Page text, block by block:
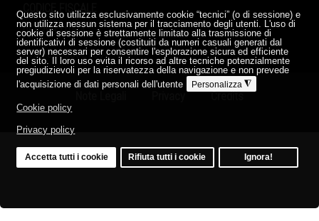
Questo sito utilizza esclusivamente cookie “tecnici” (o di sessione) e
non utilizza nessun sistema per il tracciamento degli utenti. L'uso di
cookie di sessione è strettamente limitato alla trasmissione di
identificativi di sessione (costituiti da numeri casuali generati dal
server) necessari per consentire l'esplorazione sicura ed efficiente
del sito. Il loro uso evita il ricorso ad altre tecniche potenzialmente
pregiudizievoli per la riservatezza della navigazione e non prevede
l'acquisizione di dati personali dell'utente
Personalizza◮
Cookie policy
Privacy policy
Accetta tutti i cookie Rifiuta tutti i cookie Ignora!
CODICE FISCALE
06838821004
P.IVA 06838821004
Credits